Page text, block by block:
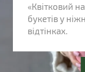
«Квітковий
букетів у
відтінках.